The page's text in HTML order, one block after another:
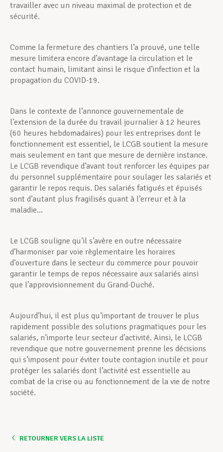
travailler avec un niveau maximal de protection et de
sécurité.
Comme la fermeture des chantiers l’a prouvé, une telle
mesure limitera encore d’avantage la circulation et le
contact humain, limitant ainsi le risque d’infection et la
propagation du COVID-19.
Dans le contexte de l’annonce gouvernementale de
l’extension de la durée du travail journalier à 12 heures
(60 heures hebdomadaires) pour les entreprises dont le
fonctionnement est essentiel, le LCGB soutient la mesure
mais seulement en tant que mesure de dernière instance.
Le LCGB revendique d’avant tout renforcer les équipes par
du personnel supplémentaire pour soulager les salariés et
garantir le repos requis. Des salariés fatigués et épuisés
sont d’autant plus fragilisés quant à l’erreur et à la
maladie…
Le LCGB souligne qu’il s’avère en outre nécessaire
d’harmoniser par voie règlementaire les horaires
d’ouverture dans le secteur du commerce pour pouvoir
garantir le temps de repos nécessaire aux salariés ainsi
que l’approvisionnement du Grand-Duché.
Aujourd’hui, il est plus qu’important de trouver le plus
rapidement possible des solutions pragmatiques pour les
salariés, n’importe leur secteur d’activité. Ainsi, le LCGB
revendique que notre gouvernement prenne les décisions
qui s’imposent pour éviter toute contagion inutile et pour
protéger les salariés dont l’activité est essentielle au
combat de la crise ou au fonctionnement de la vie de notre
société.
RETOURNER VERS LA LISTE